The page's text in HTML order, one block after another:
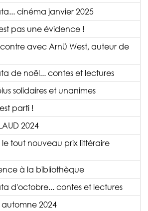
cinéma janvier 2025
pas une évidence !
avec Arnü West, auteur de
de noël... contes et lectures
solidaires et unanimes
parti !
2024
le tout nouveau prix littéraire
à la bibliothèque
d'octobre... contes et lectures
automne 2024